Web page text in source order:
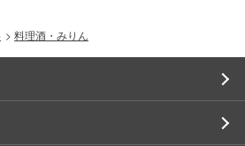
> 料理酒・みりん